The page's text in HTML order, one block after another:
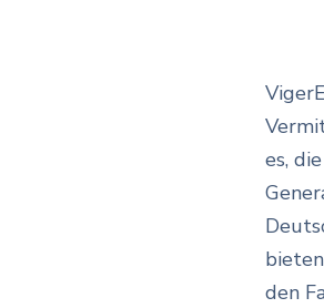
es,
den